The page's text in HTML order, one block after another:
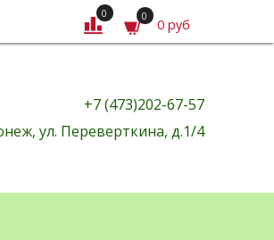
0 0
0 руб
+7 (473)202-67-57
ул. Переверткина, д.1/4